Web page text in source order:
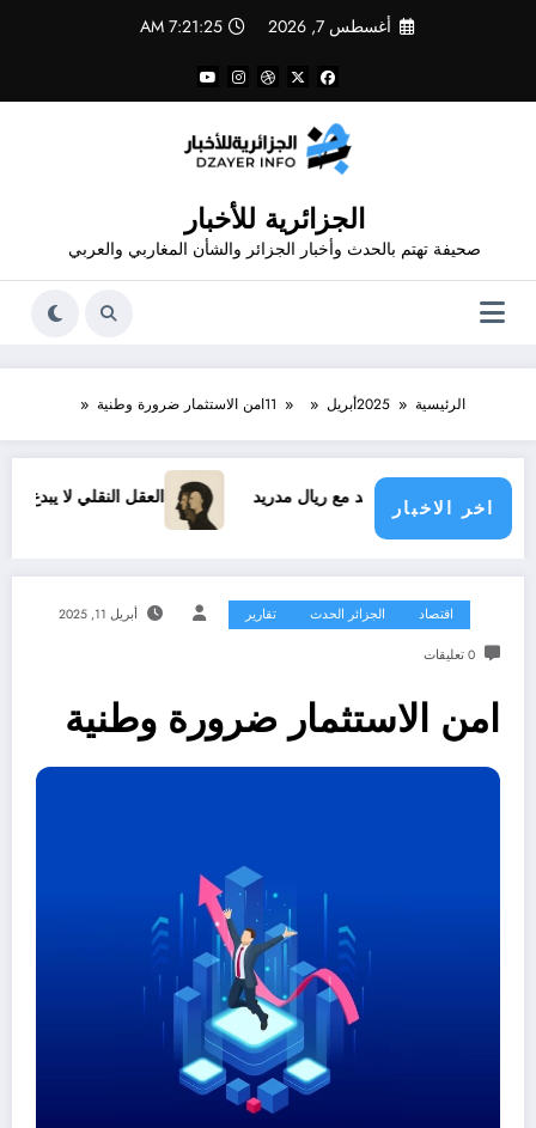
أغسطس 7, 2026 7:21:25 AM
الجزائرية للأخبار
صحيفة تهتم بالحدث وأخبار الجزائر والشأن المغاربي والعربي
الرئيسية 2025أبريل 11امن الاستثمار ضرورة وطنية
اخر الاخبار
الجديد مع ريال مدريد العقل النقلي لا يبدع حتى في
اقتصاد الجزائر الحدث تقارير أبريل 11, 2025
0 تعليقات
امن الاستثمار ضرورة وطنية